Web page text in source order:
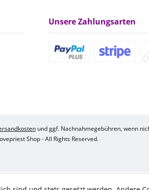
Unsere Zahlungsarten
und ggf. Nachnahmegebühren, wenn
Shop - All Rights Reserved.